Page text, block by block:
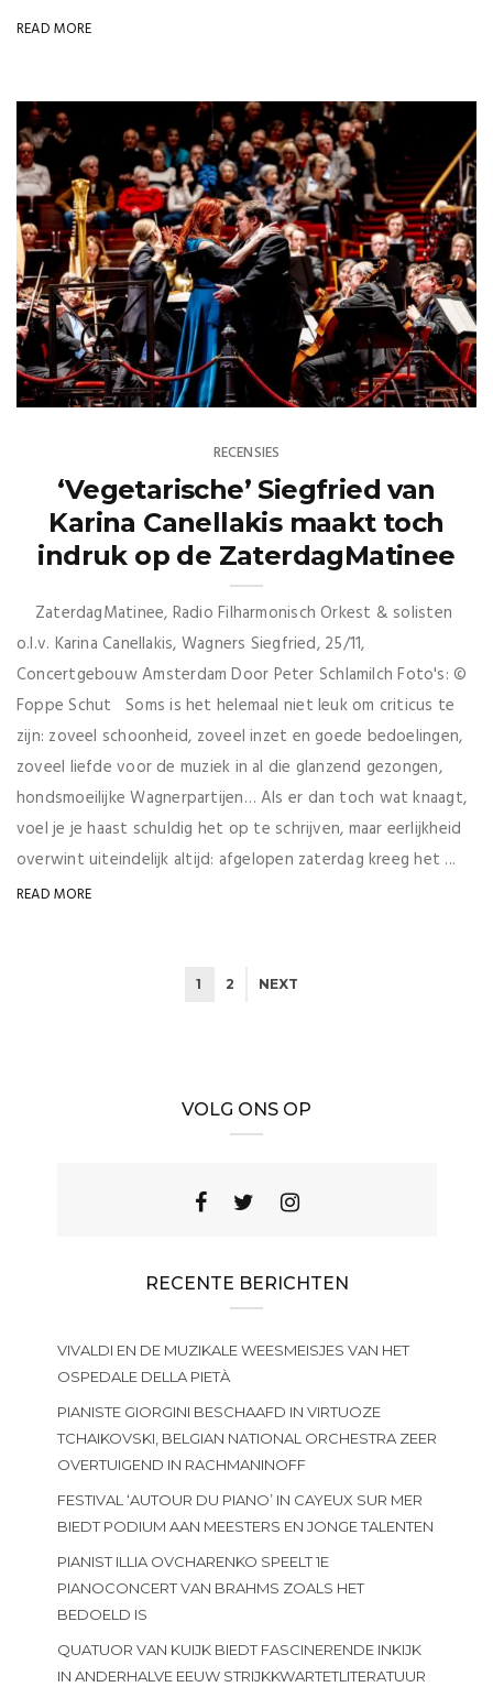
READ MORE
RECENSIES
‘Vegetarische’ Siegfried van
Karina Canellakis maakt toch
indruk op de ZaterdagMatinee
ZaterdagMatinee, Radio Filharmonisch Orkest & solisten
o.l.v. Karina Canellakis, Wagners Siegfried, 25/11,
Concertgebouw Amsterdam Door Peter Schlamilch Foto's: ©
Foppe Schut Soms is het helemaal niet leuk om criticus te
zijn: zoveel schoonheid, zoveel inzet en goede bedoelingen,
zoveel liefde voor de muziek in al die glanzend gezongen,
hondsmoeilijke Wagnerpartijen… Als er dan toch wat knaagt,
voel je je haast schuldig het op te schrijven, maar eerlijkheid
overwint uiteindelijk altijd: afgelopen zaterdag kreeg het ...
READ MORE
1 2 NEXT
VOLG ONS OP
RECENTE BERICHTEN
VIVALDI EN DE MUZIKALE WEESMEISJES VAN HET
OSPEDALE DELLA PIETÀ
PIANISTE GIORGINI BESCHAAFD IN VIRTUOZE
TCHAIKOVSKI, BELGIAN NATIONAL ORCHESTRA ZEER
OVERTUIGEND IN RACHMANINOFF
FESTIVAL ‘AUTOUR DU PIANO’ IN CAYEUX SUR MER
BIEDT PODIUM AAN MEESTERS EN JONGE TALENTEN
PIANIST ILLIA OVCHARENKO SPEELT 1E
PIANOCONCERT VAN BRAHMS ZOALS HET
BEDOELD IS
QUATUOR VAN KUIJK BIEDT FASCINERENDE INKIJK
IN ANDERHALVE EEUW STRIJKKWARTETLITERATUUR